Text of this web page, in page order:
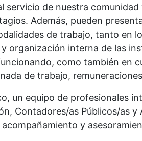
servicio de nuestra
Además, pueden
de trabajo, tanto en
organización interna de las
como también en
de trabajo,
un equipo de profesionales
Contadores/as Públicos/as y
y